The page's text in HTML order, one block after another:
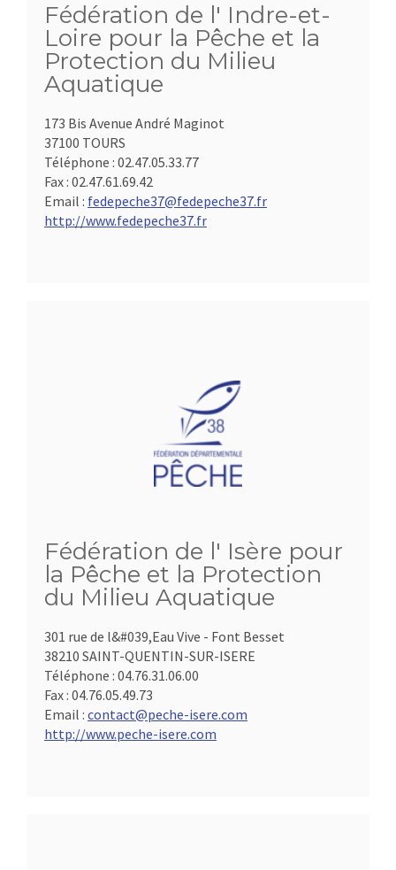
Fédération de l' Indre-et-
Loire pour la Pêche et la
Protection du Milieu
Aquatique
173 Bis Avenue André Maginot
37100 TOURS
Téléphone : 02.47.05.33.77
Fax : 02.47.61.69.42
Email : fedepeche37@fedepeche37.fr
http://www.fedepeche37.fr
Fédération de l' Isère pour
la Pêche et la Protection
du Milieu Aquatique
301 rue de l&#039,Eau Vive - Font Besset
38210 SAINT-QUENTIN-SUR-ISERE
Téléphone : 04.76.31.06.00
Fax : 04.76.05.49.73
Email : contact@peche-isere.com
http://www.peche-isere.com